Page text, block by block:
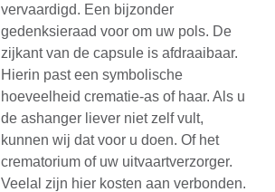
vervaardigd. Een bijzonder
gedenksieraad voor om uw pols. De
zijkant van de capsule is afdraaibaar.
Hierin past een symbolische
hoeveelheid crematie-as of haar. Als u
de ashanger liever niet zelf vult,
kunnen wij dat voor u doen. Of het
crematorium of uw uitvaartverzorger.
Veelal zijn hier kosten aan verbonden.